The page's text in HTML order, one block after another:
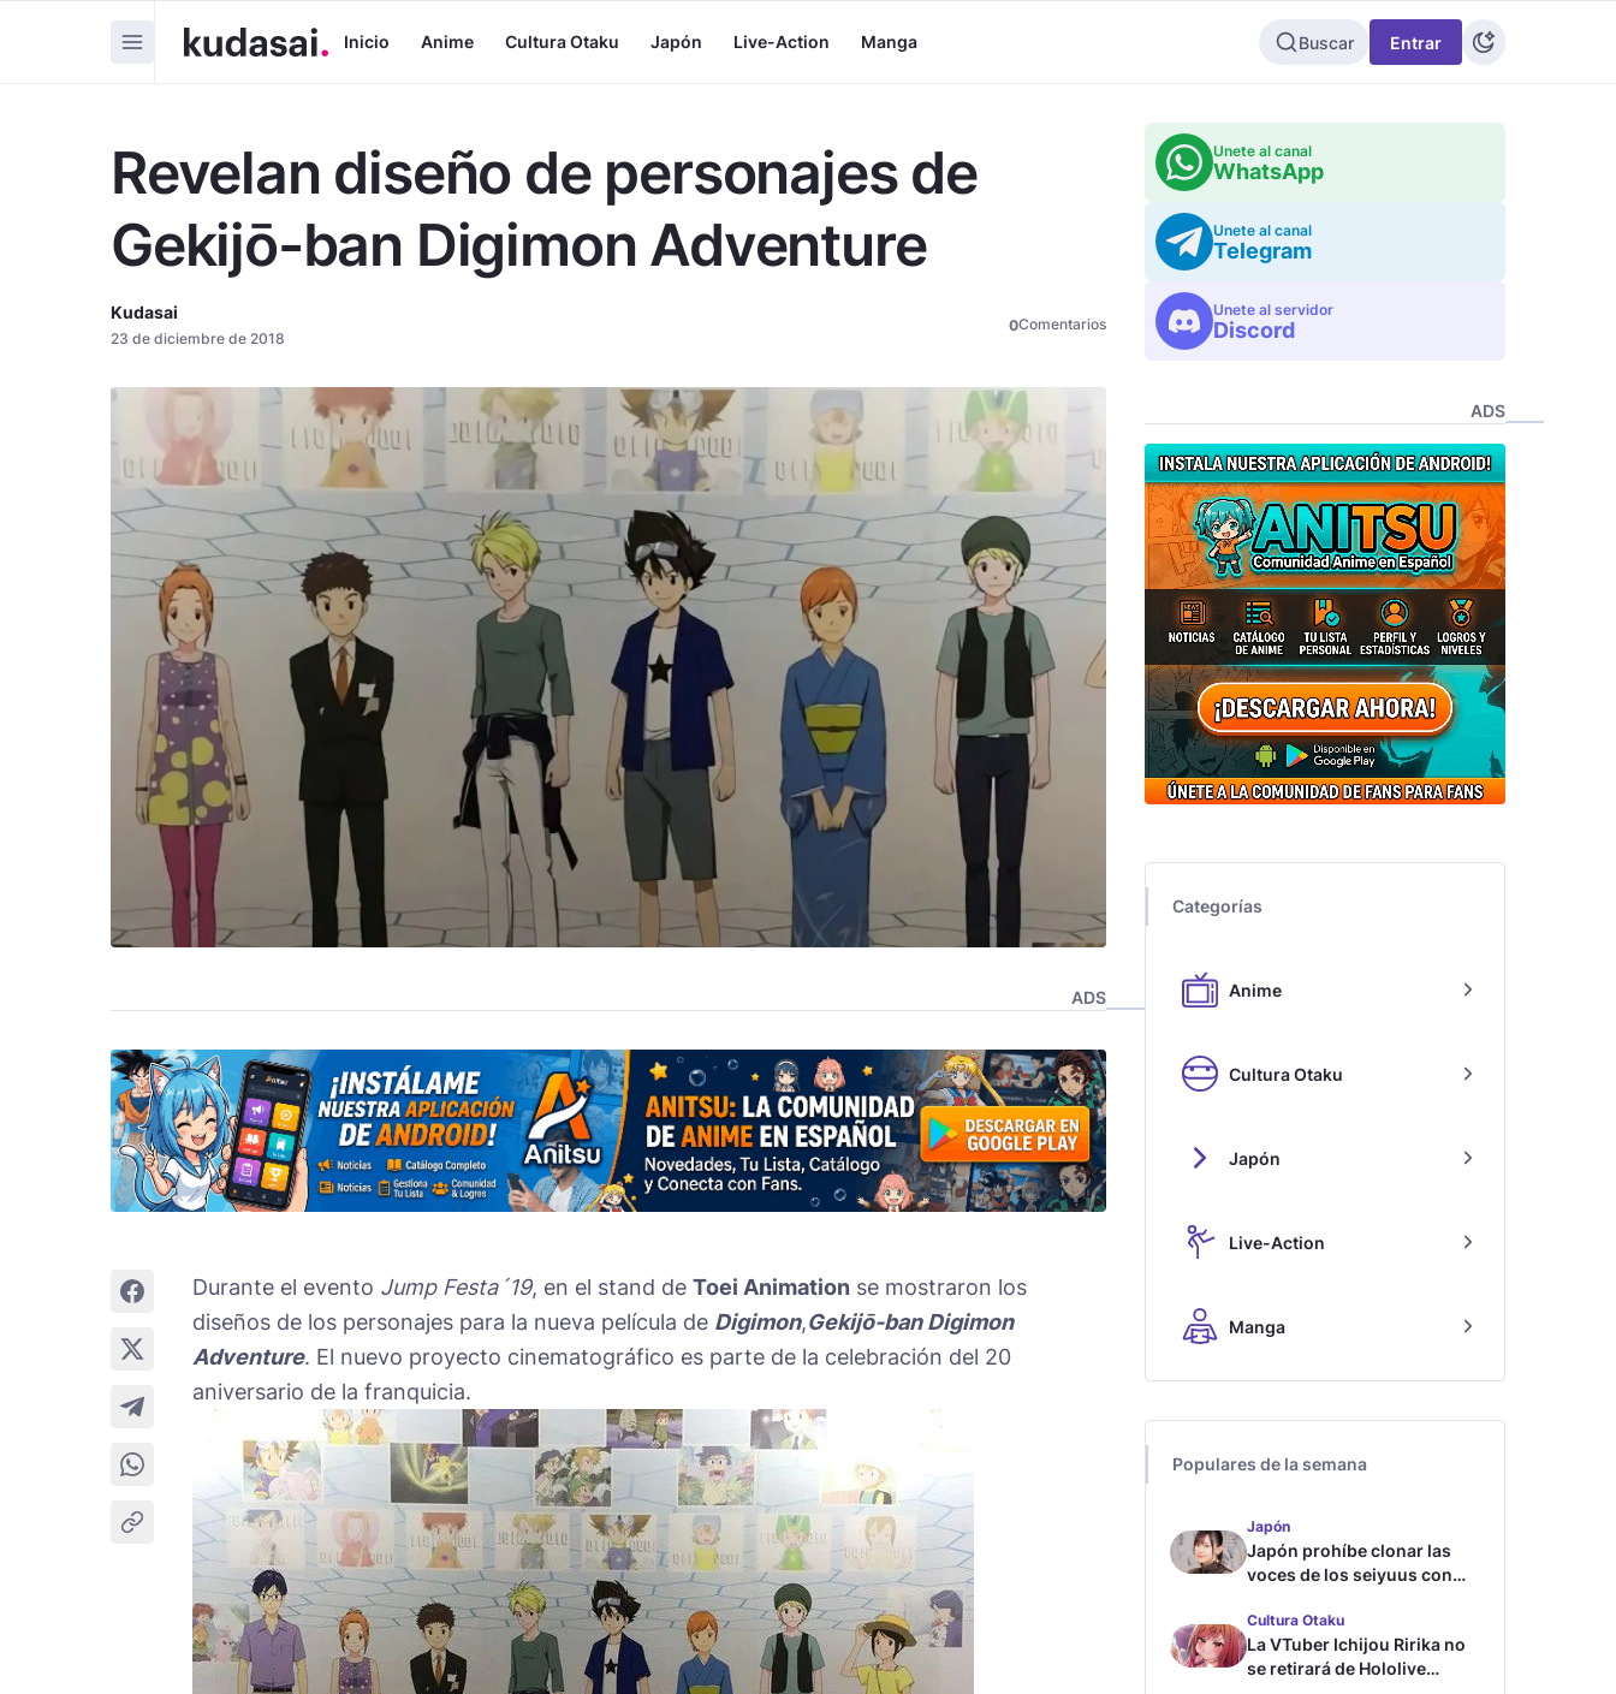
Inicio Anime Cultura Otaku Japón Live-Action Manga Buscar Entrar
Revelan diseño de personajes de
Gekijō-ban Digimon Adventure
Kudasai
23 de diciembre de 2018
0Comentarios
ADS
Durante el evento Jump Festa´19, en el stand de Toei Animation se mostraron los
diseños de los personajes para la nueva película de Digimon,Gekijō-ban Digimon
Adventure. El nuevo proyecto cinematográfico es parte de la celebración del 20
aniversario de la franquicia.
Unete al canal
WhatsApp
Unete al canal
Telegram
Unete al servidor
Discord
ADS
Categorías
Anime
Cultura Otaku
Japón
Live-Action
Manga
Populares de la semana
Japón
Japón prohíbe clonar las
voces de los seiyuus con
Cultura Otaku
La VTuber Ichijou Ririka no
se retirará de Hololive